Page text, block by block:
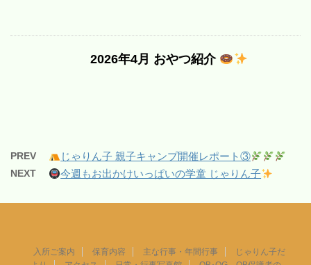
2026年4月 おやつ紹介
PREV じゃりん子 親子キャンプ開催レポート③
NEXT 今週もお出かけいっぱいの学童 じゃりん子
入所ご案内 保育内容 主な行事・年間行事
じゃりん子だ